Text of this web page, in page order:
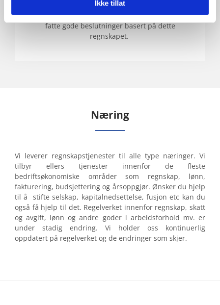
Ikke tillat
om årets økonomi og redegjør for virksomhetens
situasjon. Brukeren av informasjonen skal kunne
fatte gode beslutninger basert på dette
regnskapet.
Næring
Vi leverer regnskapstjenester til alle type næringer. Vi
tilbyr ellers tjenester innenfor de fleste
bedriftsøkonomiske områder som regnskap, lønn,
fakturering, budsjettering og årsoppgjør. Ønsker du hjelp
til å stifte selskap, kapitalnedsettelse, fusjon etc kan du
også få hjelp til det. Regelverket innenfor regnskap, skatt
og avgift, lønn og andre goder i arbeidsforhold mv. er
under stadig endring. Vi holder oss kontinuerlig
oppdatert på regelverket og de endringer som skjer.